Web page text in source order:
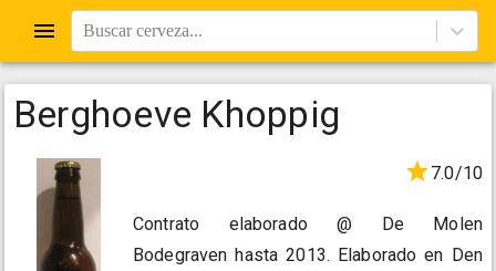
Buscar cerveza...
Berghoeve Khoppig
7.0/10
Contrato elaborado @ De Molen
Bodegraven hasta 2013. Elaborado en Den